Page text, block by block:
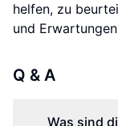
helfen, zu
und
Q & A
Was sind